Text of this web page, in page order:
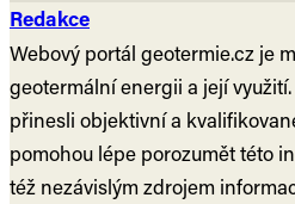
Redakce
Webový portál geotermie.cz je
geotermální energii a její
přinesli objektivní a
pomohou lépe porozumět této
též nezávislým zdrojem